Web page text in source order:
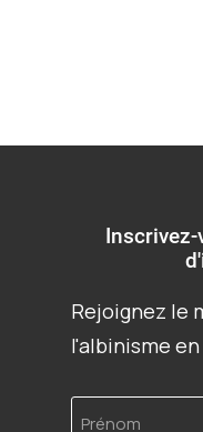
Rejoignez le
l'albinisme
Prénom